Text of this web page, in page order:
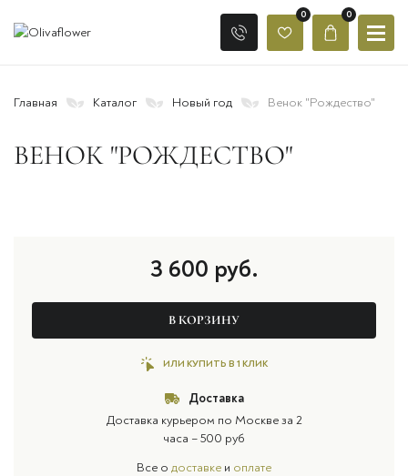
0 0
Главная Каталог Новый год Венок "Рождество"
ВЕНОК "РОЖДЕСТВО"
3 600 руб.
В КОРЗИНУ
ИЛИ КУПИТЬ В 1 КЛИК
Доставка
Доставка курьером по Москве за 2
часа – 500 руб
Все о доставке и оплате